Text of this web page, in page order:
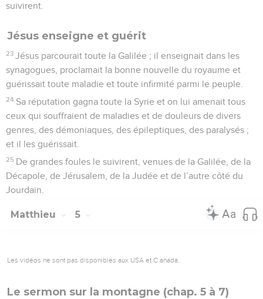
suivirent.
Jésus enseigne et guérit
23 Jésus parcourait toute la Galilée ; il enseignait dans les
synagogues, proclamait la bonne nouvelle du royaume et
guérissait toute maladie et toute infirmité parmi le peuple.
24 Sa réputation gagna toute la Syrie et on lui amenait tous
ceux qui souffraient de maladies et de douleurs de divers
genres, des démoniaques, des épileptiques, des paralysés ;
et il les guérissait.
25 De grandes foules le suivirent, venues de la Galilée, de la
Décapole, de Jérusalem, de la Judée et de l’autre côté du
Jourdain.
Matthieu 5
Les vidéos ne sont pas disponibles aux USA et C anada.
Le sermon sur la montagne (chap. 5 à 7)